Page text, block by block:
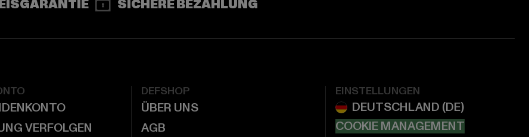
SICHERE BEZAHLUNG
VERFOLGEN
DEFSHOP
ÜBER UNS
AGB
EINSTELLUNGEN
COOKIE MANAGEMENT